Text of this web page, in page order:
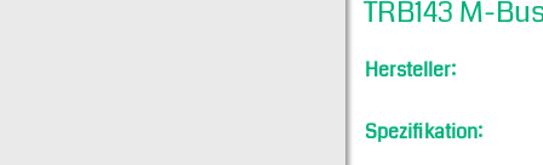
TRB143 M-
Hersteller:
Spezifikation: